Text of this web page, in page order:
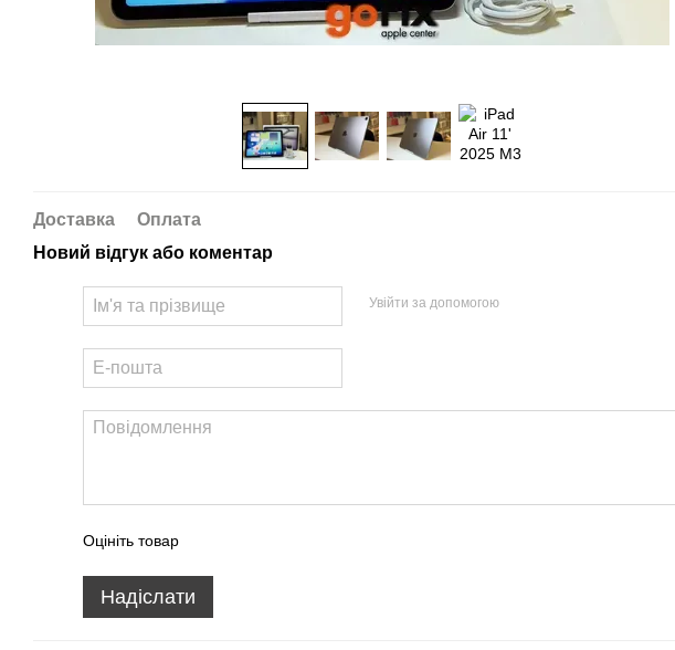
Доставка
Оплата
Новий відгук або коментар
Увійти за допомогою
Оцініть товар
Надіслати